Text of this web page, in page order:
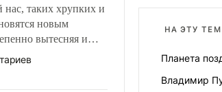
таких хрупких и
новым
вытесняя и
требование к
мужественным и
НА ЭТУ
Планета
Владимир